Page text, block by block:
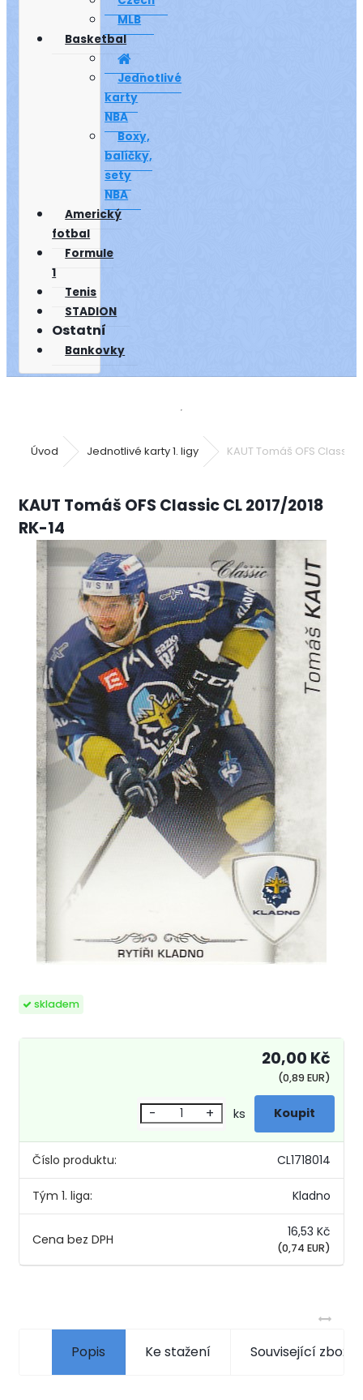
MLB
Basketbal
Jednotlivé
karty
NBA
Boxy,
balíčky,
sety
NBA
Americký
fotbal
Formule
1
Tenis
STADION
Ostatní
Bankovky
Úvod Jednotlivé karty 1. ligy KAUT Tomáš OFS Classic
KAUT Tomáš OFS Classic CL 2017/2018
RK-14
skladem
Číslo produktu: CL1718014
Tým 1. liga: Kladno
16,53 Kč
(0,74 EUR)
20,00 Kč
(0,89 EUR)
- + ks
Popis Ke stažení Související zboží